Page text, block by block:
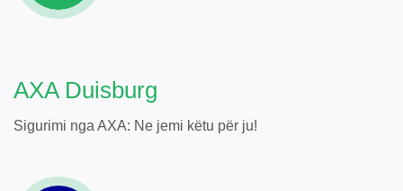
AXA Duisburg
Sigurimi nga AXA: Ne jemi këtu për ju!